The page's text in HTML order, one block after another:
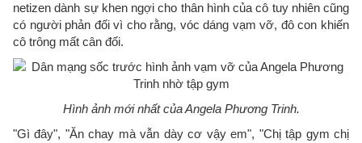
netizen dành sự khen ngợi cho thân hình của cô tuy nhiên cũng
có người phản đối vì cho rằng, vóc dáng vạm vỡ, đô con khiến
cô trông mất cân đối.
Hình ảnh mới nhất của Angela Phương Trinh.
"Gì đây", "Ăn chay mà vẫn dày cơ vậy em", "Chị tập gym chị